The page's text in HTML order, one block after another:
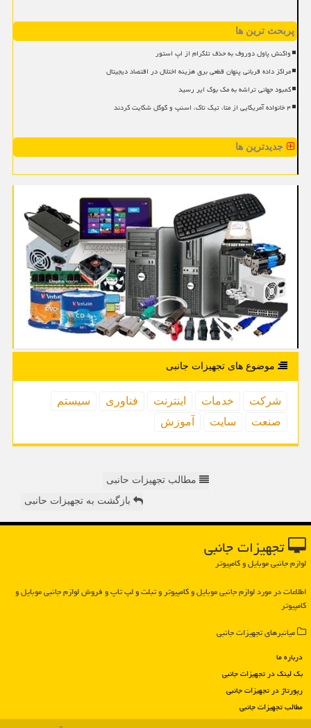
پربحث ترین ها
واکنش پاول دوروف به حذف تلگرام از اپ استور
مراکز داده قربانی پنهان قطعی برق هزینه اختلال در اقتصاد دیجیتال
کمبود جهانی تراشه به مک بوک ایر رسید
۴ خانواده آمریکایی از متا، تیک تاک، اسنپ و گوگل شکایت کردند
جدیدترین ها
موضوع های تجهیزات جانبی
شركت خدمات اینترنت فناوری
سیستم
صنعت
سایت آموزش
مطالب تجهیزات حانبی
بازگشت به تجهیزات حانبی
تجهیزات جانبی
لوازم جانبی موبایل و کامپیوتر
اطلاعات در مورد لوازم جانبی موبایل و كامپیوتر و تبلت و لپ تاپ و فروش لوازم جانبی موبایل و
كامپیوتر
میانبرهای تجهیزات جانبی
درباره ما
بک لینک در تجهیزات جانبی
رپورتاژ در تجهیزات جانبی
مطالب تجهیزات جانبی